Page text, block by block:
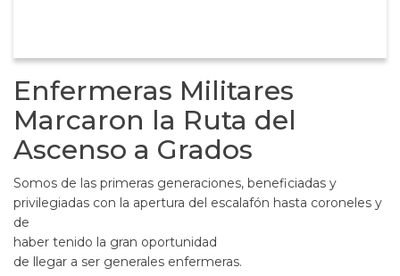
Enfermeras Militares
Marcaron la Ruta del
Ascenso a Grados
Somos de las primeras generaciones, beneficiadas y
privilegiadas con la apertura del escalafón hasta coroneles y
de
haber tenido la gran oportunidad
de llegar a ser generales enfermeras.